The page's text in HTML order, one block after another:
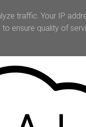
traffic. Your IP
ensure quality of